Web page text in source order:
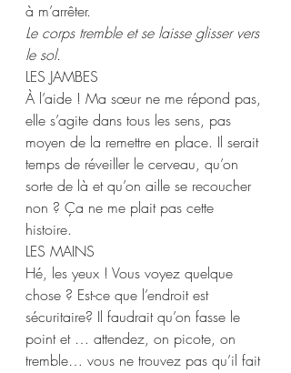
à m’arrêter.
Le corps tremble et se laisse glisser vers
le sol.
LES JAMBES
À l’aide ! Ma sœur ne me répond pas,
elle s’agite dans tous les sens, pas
moyen de la remettre en place. Il serait
temps de réveiller le cerveau, qu’on
sorte de là et qu’on aille se recoucher
non ? Ça ne me plait pas cette
histoire.
LES MAINS
Hé, les yeux ! Vous voyez quelque
chose ? Est-ce que l’endroit est
sécuritaire? Il faudrait qu’on fasse le
point et … attendez, on picote, on
tremble… vous ne trouvez pas qu’il fait